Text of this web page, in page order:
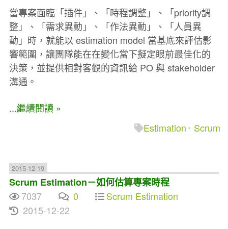
當專案面臨「插件」、「時程調整」、「priority調
整」、「需求異動」、「作法異動」、「人員異
動」時，就能以 estimation model 當基底來評估影
響範圍，讓團隊能在在變化當下擬定眼前最佳化的
決策，並提供相對客觀的資訊給 PO 與 stakeholder
溝通。
...繼續閱讀 »
Estimation
Scrum
2015-12-19
Scrum Estimation－如何估算專案時程
7037
0
Scrum Estimation
2015-12-22